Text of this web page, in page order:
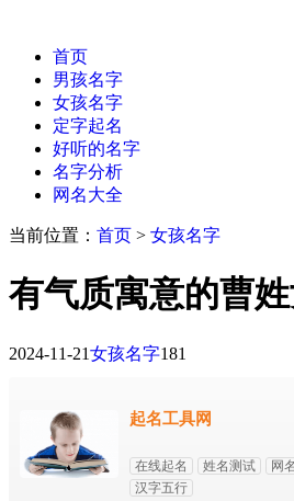
首页
男孩名字
女孩名字
定字起名
好听的名字
名字分析
网名大全
当前位置： 首页 > 女孩名字
有气质寓意的曹
2024-11-21女孩名字181
起名工具网
在线起名 姓名测试
网
汉字五行